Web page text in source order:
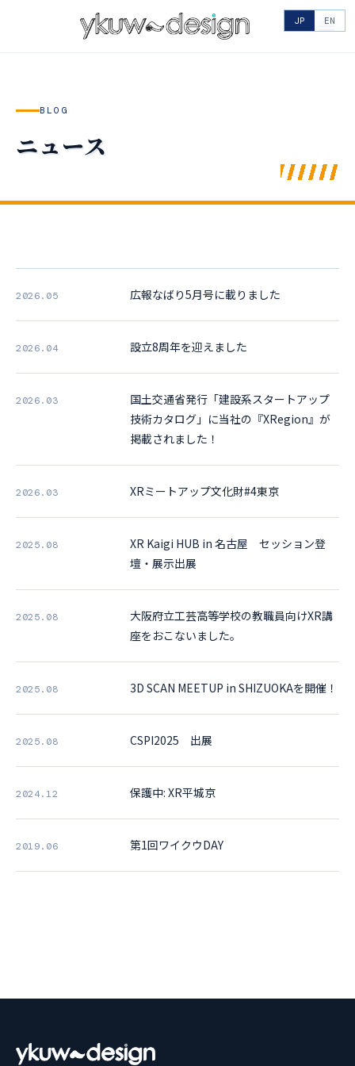
JP EN
BLOG
ニュース
2026.05 広報なばり5月号に載りました
2026.04 設立8周年を迎えました
2026.03
国土交通省発行「建設系スタートアップ
技術カタログ」に当社の『XRegion』が
掲載されました！
2026.03 XRミートアップ文化財#4東京
2025.08
XR Kaigi HUB in 名古屋 セッション登
壇・展示出展
2025.08
大阪府立工芸高等学校の教職員向けXR講
座をおこないました。
2025.08 3D SCAN MEETUP in SHIZUOKAを開催！
2025.08 CSPI2025 出展
2024.12 保護中: XR平城京
2019.06 第1回ワイクウDAY